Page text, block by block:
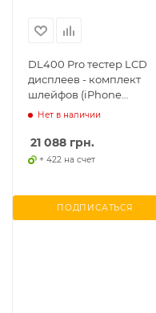
DL400 Pro тестер LCD
дисплеев - комплект
шлейфов (iPhone
6/7/8/X/XS/11/12/13/14 Pro
Нет в наличии
21 088 грн.
+ 422 на счет
ПОДПИСАТЬСЯ